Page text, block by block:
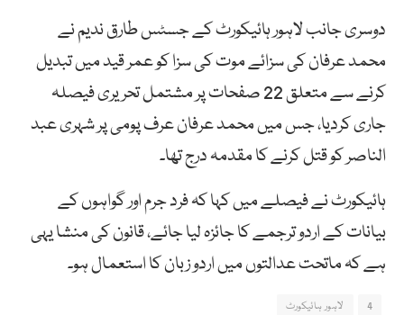
دوسری جانب لاہور ہائیکورٹ کے جسٹس طارق ندیم نے
محمد عرفان کی سزائے موت کی سزا کو عمر قید میں تبدیل
کرنے سے متعلق 22 صفحات پر مشتمل تحریری فیصلہ
جاری کردیا، جس میں محمد عرفان عرف پومی پر شہری عبد
الناصر کو قتل کرنے کا مقدمہ درج تھا۔
ہائیکورٹ نے فیصلے میں کہا کہ فرد جرم اور گواہوں کے
بیانات کے اردو ترجمے کا جائزہ لیا جائے، قانون کی منشا یہی
ہے کہ ماتحت عدالتوں میں اردو زبان کا استعمال ہو۔
4 لاہور ہائیکورٹ